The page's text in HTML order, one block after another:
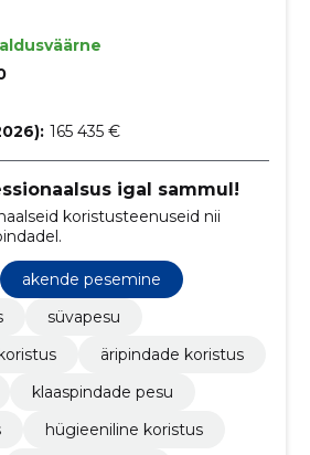
165 435 €
igal sammul!
koristusteenuseid nii
akende pesemine
süvapesu
äripindade koristus
klaaspindade pesu
hügieeniline koristus